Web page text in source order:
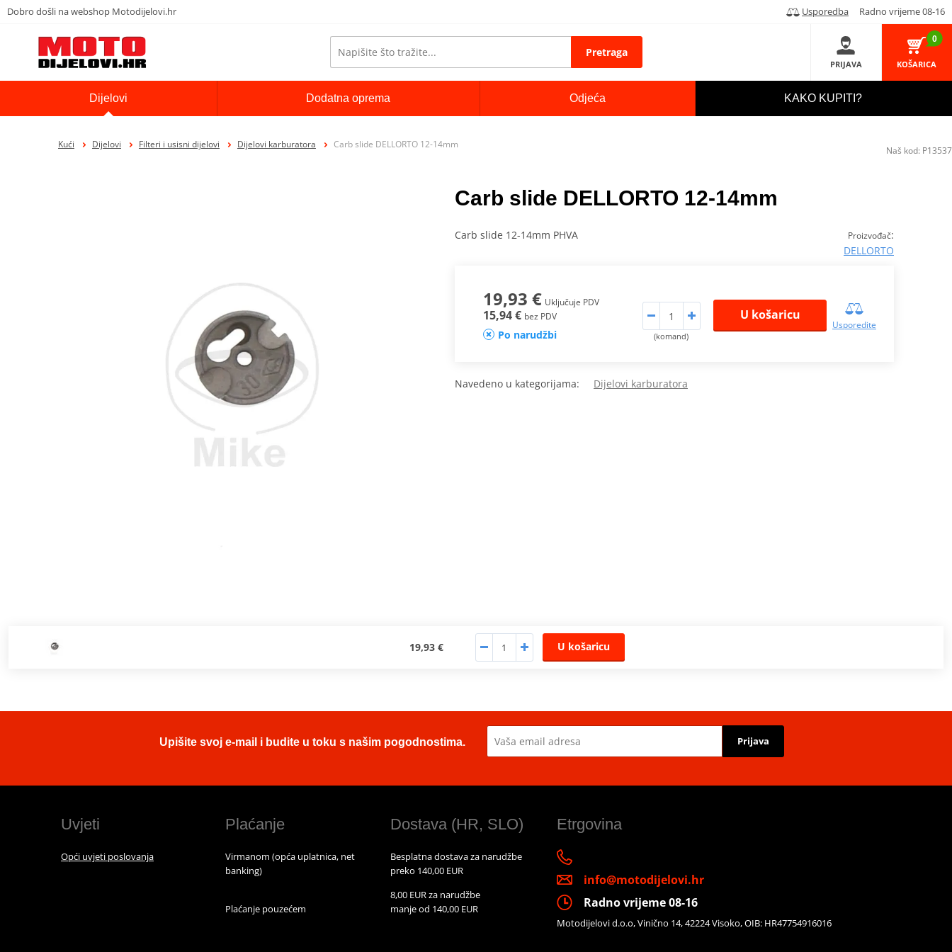
Dobro došli na webshop Motodijelovi.hr Usporedba Radno vrijeme 08-16
Pretraga
PRIJAVA
0
KOŠARICA
Dijelovi Dodatna oprema Odjeća KAKO KUPITI?
Kući Dijelovi Filteri i usisni dijelovi Dijelovi karburatora Carb slide DELLORTO 12-14mm
Carb slide DELLORTO 12-14mm
Proizvođač:
DELLORTO
Carb slide 12-14mm PHVA
19,93 € Uključuje PDV
15,94 € bez PDV
Po narudžbi (komand)
U košaricu
Usporedite
Navedeno u kategorijama: Dijelovi karburatora
19,93 € U košaricu
Naš kod: P13537
Upišite svoj e-mail i budite u toku s našim pogodnostima. Prijava
Uvjeti
Opći uvjeti poslovanja
Plaćanje
Virmanom (opća uplatnica, net
banking)
Plaćanje pouzećem
Dostava (HR, SLO)
Besplatna dostava za narudžbe
preko 140,00 EUR
8,00 EUR za narudžbe
manje od 140,00 EUR
Etrgovina
info@motodijelovi.hr
Radno vrijeme 08-16
Motodijelovi d.o.o, Vinično 14, 42224 Visoko, OIB: HR47754916016